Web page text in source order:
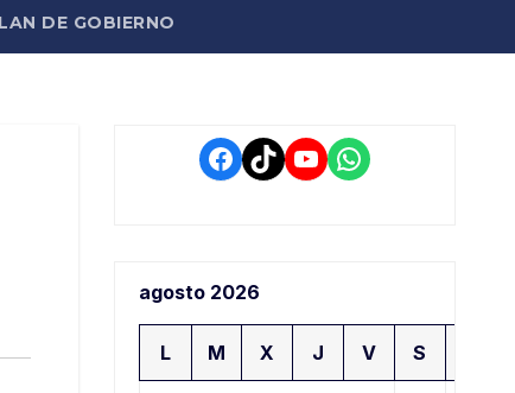
DE GOBIERNO
Facebook
TikTokYouTube
WhatsApp
agosto 2026
L M X J V S